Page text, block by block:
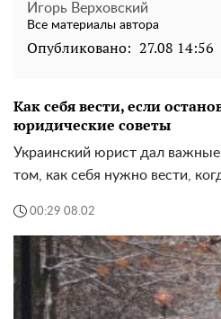
Игорь Верховский
Все материалы автора
Опубликовано: 27.08 14:56
Как себя вести, если
юридические советы
Украинский юрист дал
том, как себя нужно вести,
00:29 08.02